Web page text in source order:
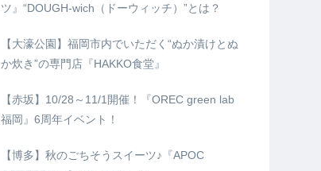
ツ』“DOUGH-wich（ドーウィッチ）”とは？
【大濠公園】福岡市内でいただく“ぬか漬けとぬ
か炊き”の専門店『HAKKO食堂』
【赤坂】10/28～11/1開催！『OREC green lab
福岡』6周年イベント！
【博多】秋のごちそうスイーツ♪『APOC